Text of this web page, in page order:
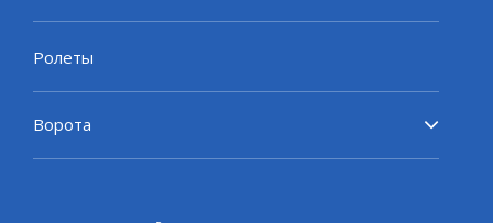
Ролеты
Ворота